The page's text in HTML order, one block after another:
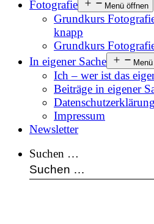
Fotografie
Menü öffnen
Grundkurs
knapp
Grundkurs
In eigener Sache
Ich – wer ist das
Beiträge in eigener
Datenschutzerklärung
Impressum
Newsletter
Suchen …